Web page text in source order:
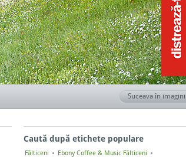
Suceava în imagini
Caută după etichete populare
Fălticeni
Ebony Coffee & Music Fălticeni